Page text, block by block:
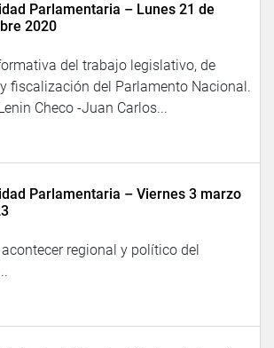
Parlamentaria – Lunes 21 de
2020
del trabajo legislativo, de
fiscalización del Parlamento Nacional.
Checo -Juan Carlos...
Parlamentaria – Viernes 3 marzo
regional y político del